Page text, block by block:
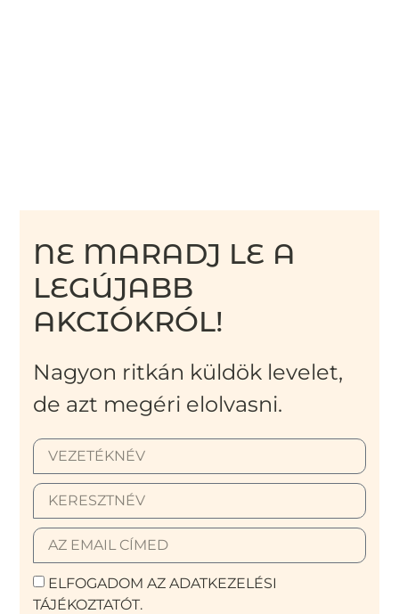
NE MARADJ LE A
LEGÚJABB
AKCIÓKRÓL!
Nagyon ritkán küldök levelet,
de azt megéri elolvasni.
ELFOGADOM AZ ADATKEZELÉSI
TÁJÉKOZTATÓT.